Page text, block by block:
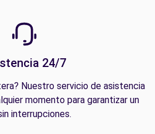
24/7
Nuestro servicio de asistencia
momento para garantizar un
interrupciones.